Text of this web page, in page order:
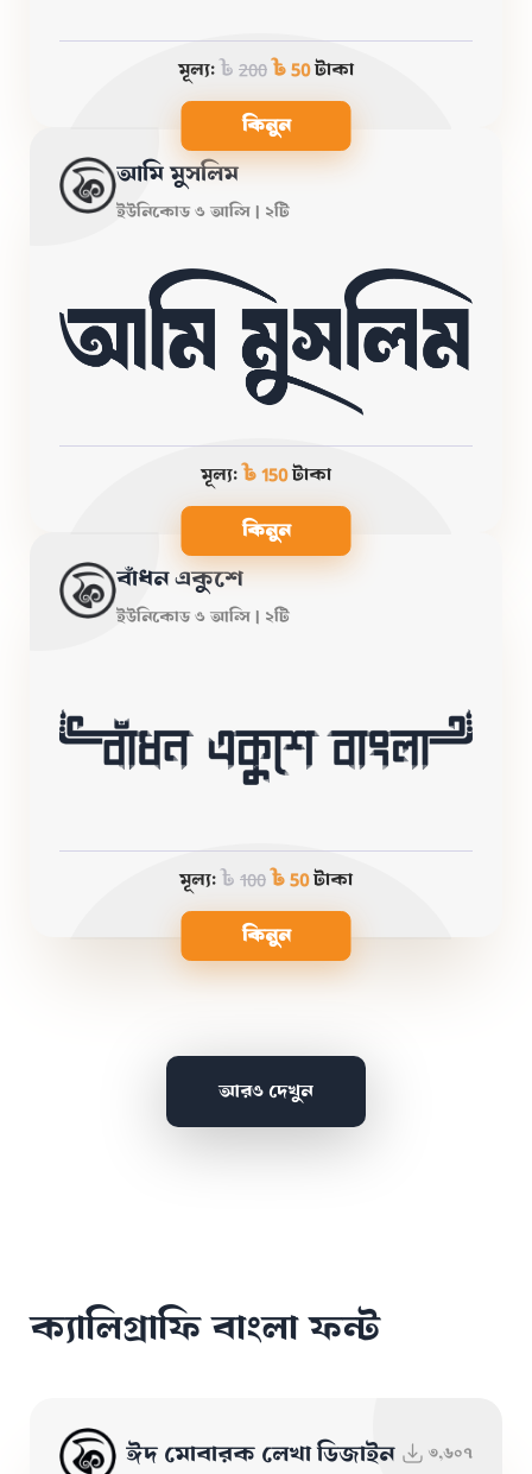
মূল্য:৳ 200৳ 50টাকা
কিনুন
আমি মুসলিম
ইউনিকোড ও আন্সি | ২টি
মূল্য:৳ 150টাকা
কিনুন
বাঁধন একুশে
ইউনিকোড ও আন্সি | ২টি
মূল্য:৳ 100৳ 50টাকা
কিনুন
আরও দেখুন
ক্যালিগ্রাফি বাংলা ফন্ট
ঈদ মোবারক লেখা ডিজাইন ৩,৬০৭